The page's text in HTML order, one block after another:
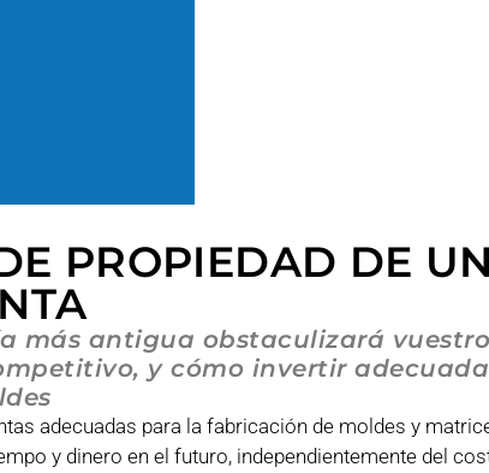
PROPIEDAD DE
más antigua obstaculizará
y cómo invertir
adecuadas para la fabricación de moldes y
y dinero en el futuro, independientemente del